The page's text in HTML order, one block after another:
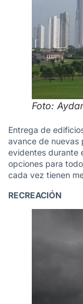
Foto:
Entrega de
avance de nuevas
evidentes durante
opciones para
cada vez tienen
RECREACIÓN